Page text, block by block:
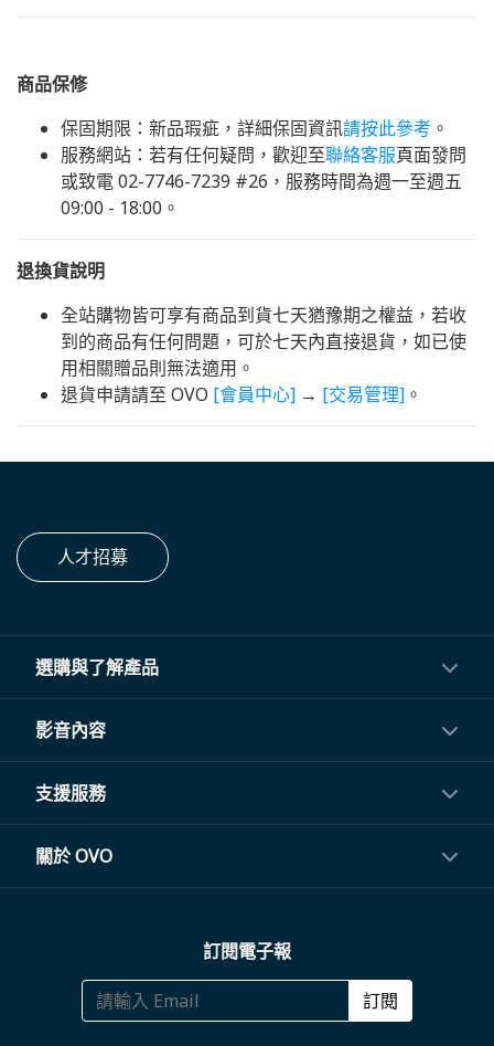
商品保修
保固期限：新品瑕疵，詳細保固資訊請按此參考 。
服務網站：若有任何疑問，歡迎至聯絡客服頁面發問
或致電 02-7746-7239 #26，服務時間為週一至週五
09:00 - 18:00。
退換貨說明
全站購物皆可享有商品到貨七天猶豫期之權益，若收
到的商品有任何問題，可於七天內直接退貨，如已使
用相關贈品則無法適用。
退貨申請請至 OVO [會員中心] → [交易管理] 。
人才招募
選購與了解產品
投影機
閨蜜機與電視
電視盒與周邊
福利品專區
影音內容
影音訂閱
支援服務
常見問題
關於 OVO
商務合作
訂閱電子報
訂閱